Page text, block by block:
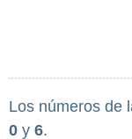
Los números de
0 y 6.